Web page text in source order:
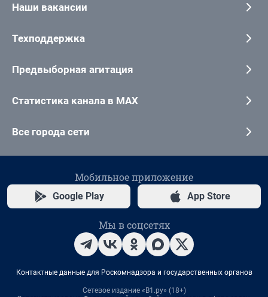
Наши вакансии
Техподдержка
Предвыборная агитация
Статистика канала в MAX
Все города сети
Мобильное приложение
Google Play App Store
Мы в соцсетях
Контактные данные для Роскомнадзора и государственных органов
Сетевое издание «В1.ру» (18+)